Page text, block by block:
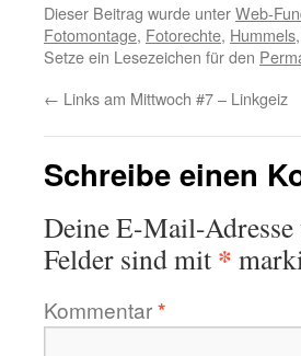
Dieser Beitrag wurde unterWeb-
Fotomontage, Fotorechte, Hummels,
Setze ein Lesezeichen für den
← Links am Mittwoch #7 – Linkgeiz
Schreibe einen
Deine E-Mail-
Felder sind mit *
Kommentar*